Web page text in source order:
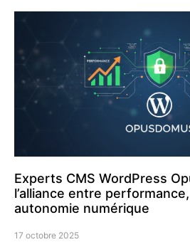
Experts CMS WordPress
l’alliance entre
autonomie numérique
17 octobre 2025